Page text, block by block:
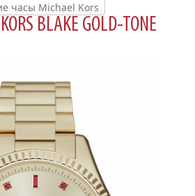
часы Michael Kors
BLAKE GOLD-TONE